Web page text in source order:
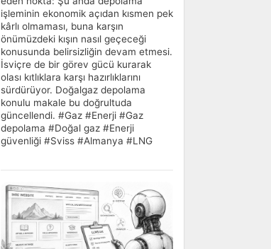
işleminin ekonomik açıdan kısmen pek
kârlı olmaması, buna karşın
önümüzdeki kışın nasıl geçeceği
konusunda belirsizliğin devam etmesi.
İsviçre de bir görev gücü kurarak
olası kıtlıklara karşı hazırlıklarını
sürdürüyor. Doğalgaz depolama
konulu makale bu doğrultuda
güncellendi. #Gaz #Enerji #Gaz
depolama #Doğal gaz #Enerji
güvenliği #Sviss #Almanya #LNG